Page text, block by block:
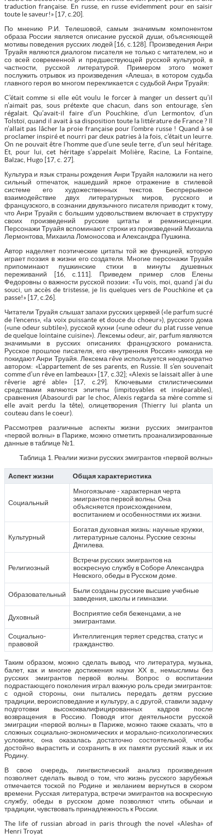
traduction française. En russe, en russe evidemment pour en saisir
toute le saveur!» [17, c.20].
По мнению Р.И. Телешовой, самым значимым компонентом
образа России является описание русской души, объясняющей
мотивы поведения русских людей [16, c.128]. Произведения Анри
Труайя являются диалогом писателя не только с читателем, но и
со всей современной и предшествующей русской культурой, в
частности, русской литературой. Примером этого может
послужить отрывок из произведения «Алеша», в котором судьба
главного героя во многом перекликается с судьбой Анри Труайя:
C’était comme si elle eût voulu le forcer à manger un dessert qu’il
n’aimait pas, sous prétexte que chacun, dans son entourage, s’en
régalait. Qu’avait-il faire d’un Pouchkine, d’un Lermontov, d’un
Tolstoï, quand il avait à sa disposition toute la littérature de France ? Il
n’allait pas lâcher la proie française pour l’ombre russe ! Quand à se
proclamer inspiré et nourri par deux patries à la fois, c’était un leurre.
On ne pouvait être l’homme que d’une seule terre, d’un seul héritage.
Et, pour lui, cet héritage s’appelait Molière, Racine, La Fontaine,
Balzac, Hugo [17, c. 27].
Культура и язык страны рождения Анри Труайя наложили на него
сильный отпечаток, нашедший яркое отражение в стилевой
системе его художественных текстов. Беспрерывное
взаимодействие двух литературных миров, русского и
французского, в сознании двуязычного писателя приводит к тому,
что Анри Труайя с большим удовольствием включает в структуру
своих произведений русские цитаты и реминисценции.
Персонажи Труайя вспоминают строки из произведений Михаила
Лермонтова, Михаила Ломоносова и Александра Пушкина.
Автор наделяет поэтические цитаты той же функцией, которую
играет поэзия в жизни его создателя. Многие персонажи Труайя
припоминают пушкинские стихи в минуты душевных
переживаний [16, с.111]. Приведем пример слов Елены
Федоровны о важности русской поэзии: «Tu vois, moi, quand j’ai du
souci, un accès de tristesse, je lis quelques vers de Pouchkine et ça
passe!» [17, c.26].
Читатели Труайя слышат запахи русских церквей («le parfum sucré
de l'encens», «la voix puissante et douce du choeur»), русского дома
(«une odeur subtile»), русской кухни («une odeur du plat russe venue
de quelque lointaine cuisine»). Лексемы odeur, air, parfum являются
значимыми в русских описаниях французского романиста.
Русское прошлое писателя, его «внутренняя Россия» никогда не
покидают Анри Труайя. Лексема rêve используется неоднократно
автором: «L’appartement de ses parents, en Russie. Il s’en souvenait
comme d’un rêve en lambeaux» [17, c.32]; «Alexis se laissait aller à une
rêverie agré able» [17, c.29]. Ключевыми стилистическими
средствами являются эпитеты (impitoyables et inséparables),
сравнения (Abasourdi par le choc, Alexis regarda sa mère comme si
elle avait perdu la tête), олицетворения (Thierry lui planta un
couteau dans le coeur).
Рассмотрев различные аспекты жизни русских эмигрантов
«первой волны» в Париже, можно отметить проанализированные
данные в таблице №1.
Таблица 1. Реалии жизни русских эмигрантов «первой волны»
Аспект жизни Общая характеристика
Социальный
Многоязычие - характерная черта
эмигрантов первой волны. Она
объясняется происхождением,
воспитанием и особенностями их жизни.
Культурный
Богатая духовная жизнь: научные кружки,
литературные салоны. Русские сезоны
Дягилева.
Религиозный
Встречи русских эмигрантов на
воскресную службу в Соборе Александра
Невского, обеды в Русском доме.
Образовательный
Были созданы русские высшие учебные
заведения, школы и гимназии.
Духовный
Восприятие себя беженцами, а не
эмигрантами.
Социально-
правовой
Интеллигенция теряет средства, статус и
гражданство.
Таким образом, можно сделать вывод, что литература, музыка,
балет, как и многие достижения науки XX в., немыслимы без
русских эмигрантов первой волны. Вопрос о воспитании
подрастающего поколения играл важную роль среди эмигрантов:
с одной стороны, они пытались передать детям русские
традиции, вероисповедание и культуру, а с другой, ставили задачу
подготовки высококвалифицированных кадров после
возвращения в Россию. Поводя итог деятельности русской
эмиграции «первой волны» в Париже, можно также сказать, что в
сложных социально-экономических и морально-психологических
условиях, она оказалась достаточно состоятельной, чтобы
достойно вырастить и сохранить в их памяти русский язык и их
Родину.
В свою очередь, лингвистический анализ произведения
позволяет сделать вывод о том, что жизнь русского зарубежья
отмечается тоской по Родине и желанием вернуться в скором
времени. Русская литература, встречи эмигрантов на воскресную
службу, обеды в русском доме позволяют чтить обычаи и
традиции, чувствовать принадлежность к России.
The life of russian abroad in paris through the novel «Alesha» of
Henri Troyat